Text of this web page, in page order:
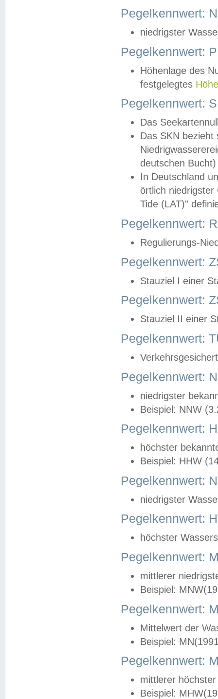
Pegelkennwert:
niedrigster
Pegelkennwert:
Höhenlage des
festgelegtes
Pegelkennwert:
Das
Das SKN
deutschen
In Deutschland
örtlich
Tide (LAT)"
Pegelkennwert:
Regulierungs-
Pegelkennwert:
Stauziel I einer
Pegelkennwert:
Stauziel II einer
Pegelkennwert:
Pegelkennwert:
niedrigster
Beispiel: NNW
Pegelkennwert:
höchster
Beispiel: HHW
Pegelkennwert:
niedrigster
Pegelkennwert:
höchster
Pegelkennwert:
mittlerer
Beispiel:
Pegelkennwert:
Mittelwert der
Beispiel:
Pegelkennwert:
mittlerer
Beispiel: